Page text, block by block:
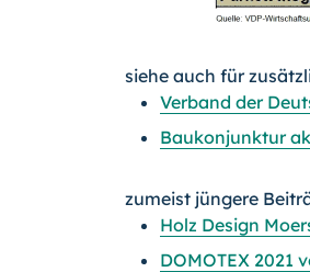
siehe auch für
Verband der
Baukonjunktur
zumeist jüngere
Holz Design
DOMOTEX 2021